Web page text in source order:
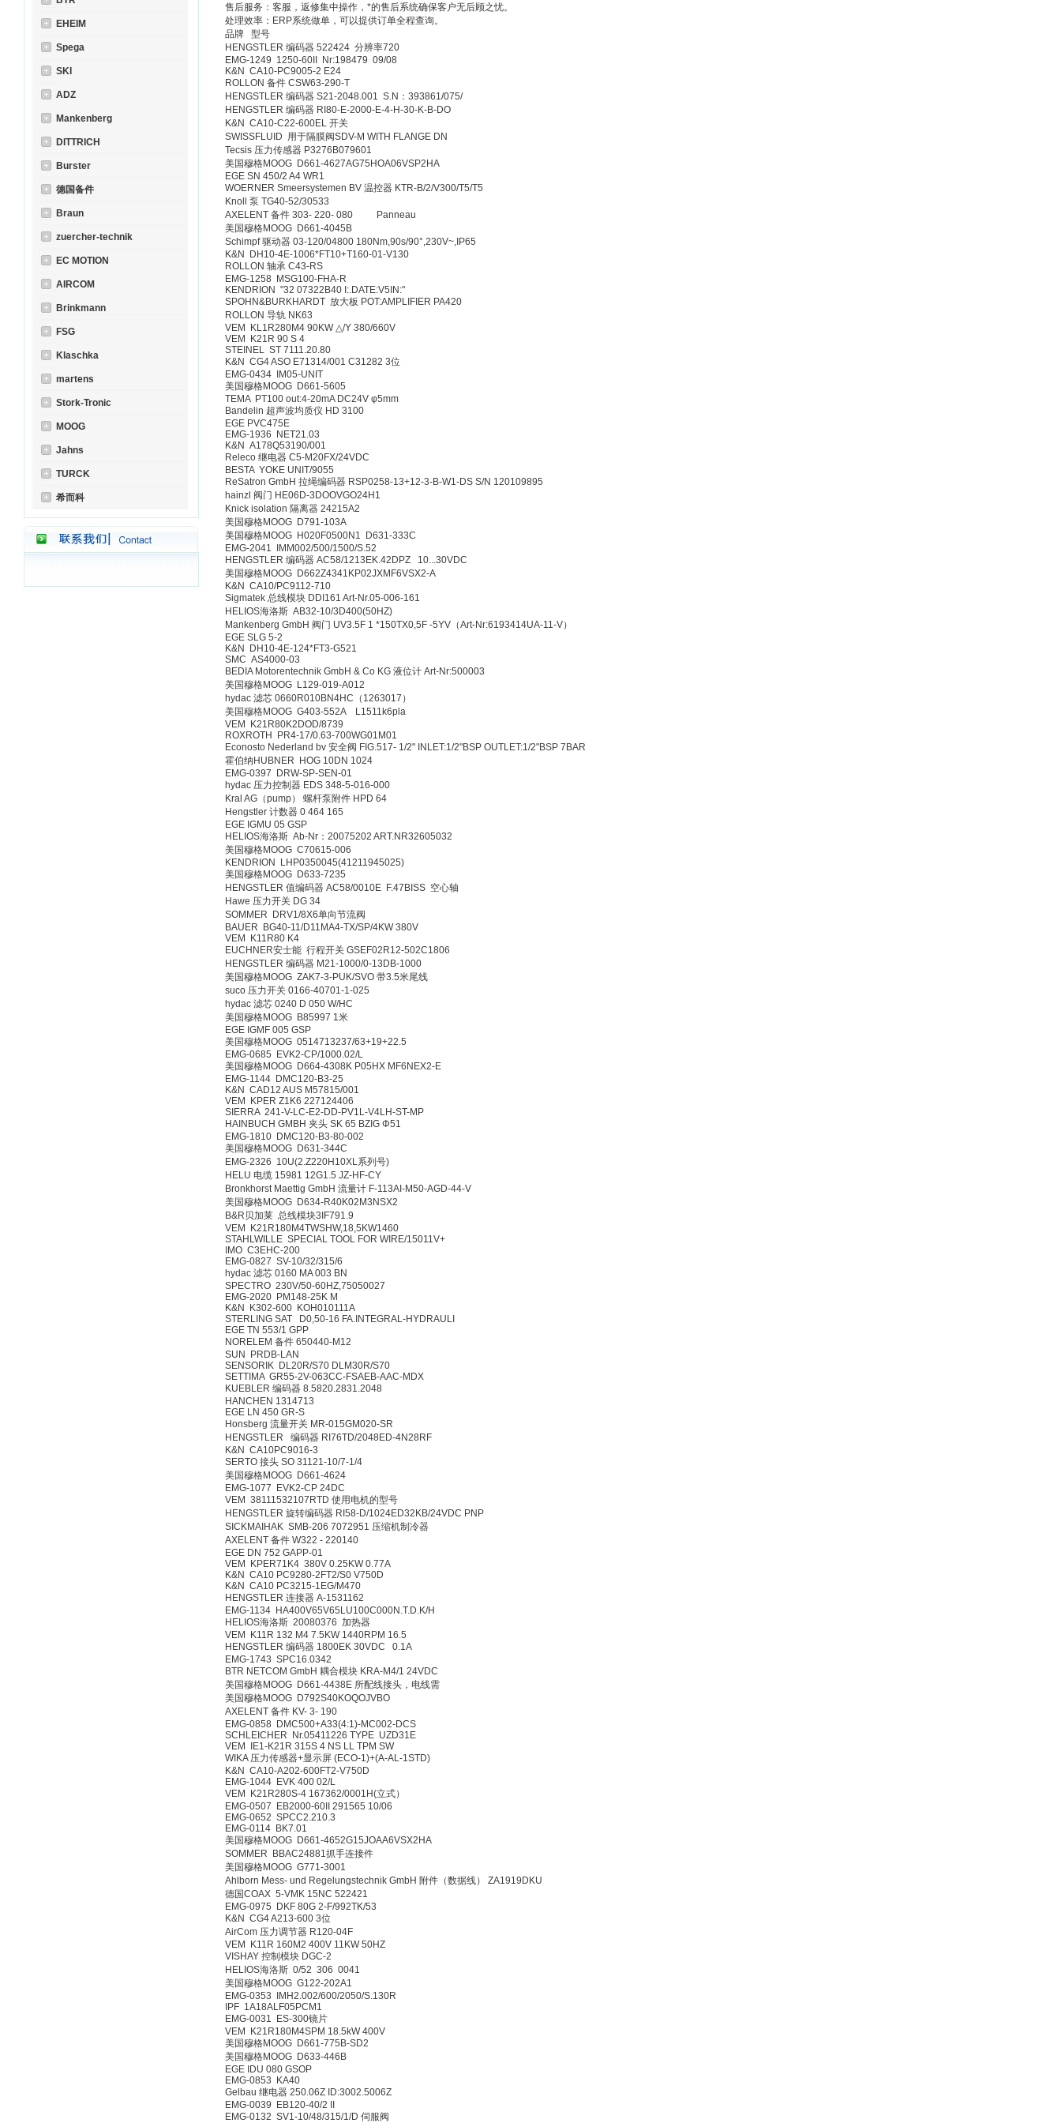
EHEIM
Spega
SKI
ADZ
Mankenberg
DITTRICH
Burster
德国备件
Braun
zuercher-technik
EC MOTION
AIRCOM
Brinkmann
FSG
Klaschka
martens
Stork-Tronic
MOOG
Jahns
TURCK
希而科
售后服务：客服，返修集中操作，*的售后系统确保客户无后顾之忧。
处理效率：ERP系统做单，可以提供订单全程查询。
品牌 型号
HENGSTLER 编码器 522424 分辨率720
EMG-1249 1250-60II Nr:198479 09/08
K&N CA10-PC9005-2 E24
ROLLON 备件 CSW63-290-T
HENGSTLER 编码器 S21-2048.001 S.N：393861/075/
HENGSTLER 编码器 RI80-E-2000-E-4-H-30-K-B-DO
K&N CA10-C22-600EL 开关
SWISSFLUID 用于隔膜阀SDV-M WITH FLANGE DN
Tecsis 压力传感器 P3276B079601
美国穆格MOOG D661-4627AG75HOA06VSP2HA
EGE SN 450/2 A4 WR1
WOERNER Smeersystemen BV 温控器 KTR-B/2/V300/T5/T5
Knoll 泵 TG40-52/30533
AXELENT 备件 303- 220- 080 Panneau
美国穆格MOOG D661-4045B
Schimpf 驱动器 03-120/04800 180Nm,90s/90°,230V~,IP65
K&N DH10-4E-1006*FT10+T160-01-V130
ROLLON 轴承 C43-RS
EMG-1258 MSG100-FHA-R
KENDRION "32 07322B40 I:.DATE:V5IN:"
SPOHN&BURKHARDT 放大板 POT:AMPLIFIER PA420
ROLLON 导轨 NK63
VEM KL1R280M4 90KW △/Y 380/660V
VEM K21R 90 S 4
STEINEL ST 7111.20.80
K&N CG4 ASO E71314/001 C31282 3位
EMG-0434 IM05-UNIT
美国穆格MOOG D661-5605
TEMA PT100 out:4-20mA DC24V φ5mm
Bandelin 超声波均质仪 HD 3100
EGE PVC475E
EMG-1936 NET21.03
K&N A178Q53190/001
Releco 继电器 C5-M20FX/24VDC
BESTA YOKE UNIT/9055
ReSatron GmbH 拉绳编码器 RSP0258-13+12-3-B-W1-DS S/N 120109895
hainzl 阀门 HE06D-3DOOVGO24H1
Knick isolation 隔离器 24215A2
美国穆格MOOG D791-103A
美国穆格MOOG H020F0500N1 D631-333C
EMG-2041 IMM002/500/1500/S.52
HENGSTLER 编码器 AC58/1213EK.42DPZ 10...30VDC
美国穆格MOOG D662Z4341KP02JXMF6VSX2-A
K&N CA10/PC9112-710
Sigmatek 总线模块 DDI161 Art-Nr.05-006-161
HELIOS海洛斯 AB32-10/3D400(50HZ)
Mankenberg GmbH 阀门 UV3.5F 1 *150TX0,5F -5YV（Art-Nr:6193414UA-11-V）
EGE SLG 5-2
K&N DH10-4E-124*FT3-G521
SMC AS4000-03
BEDIA Motorentechnik GmbH & Co KG 液位计 Art-Nr:500003
美国穆格MOOG L129-019-A012
hydac 滤芯 0660R010BN4HC（1263017）
美国穆格MOOG G403-552A L1511k6pla
VEM K21R80K2DOD/8739
ROXROTH PR4-17/0.63-700WG01M01
Econosto Nederland bv 安全阀 FIG.517- 1/2" INLET:1/2"BSP OUTLET:1/2"BSP 7BAR
霍伯纳HUBNER HOG 10DN 1024
EMG-0397 DRW-SP-SEN-01
hydac 压力控制器 EDS 348-5-016-000
Kral AG（pump） 螺杆泵附件 HPD 64
Hengstler 计数器 0 464 165
EGE IGMU 05 GSP
HELIOS海洛斯 Ab-Nr：20075202 ART.NR32605032
美国穆格MOOG C70615-006
KENDRION LHP0350045(41211945025)
美国穆格MOOG D633-7235
HENGSTLER 值编码器 AC58/0010E F.47BISS 空心轴
Hawe 压力开关 DG 34
SOMMER DRV1/8X6单向节流阀
BAUER BG40-11/D11MA4-TX/SP/4KW 380V
VEM K11R80 K4
EUCHNER安士能 行程开关 GSEF02R12-502C1806
HENGSTLER 编码器 M21-1000/0-13DB-1000
美国穆格MOOG ZAK7-3-PUK/SVO 带3.5米尾线
suco 压力开关 0166-40701-1-025
hydac 滤芯 0240 D 050 W/HC
美国穆格MOOG B85997 1米
EGE IGMF 005 GSP
美国穆格MOOG 0514713237/63+19+22.5
EMG-0685 EVK2-CP/1000.02/L
美国穆格MOOG D664-4308K P05HX MF6NEX2-E
EMG-1144 DMC120-B3-25
K&N CAD12 AUS M57815/001
VEM KPER Z1K6 227124406
SIERRA 241-V-LC-E2-DD-PV1L-V4LH-ST-MP
HAINBUCH GMBH 夹头 SK 65 BZIG Φ51
EMG-1810 DMC120-B3-80-002
美国穆格MOOG D631-344C
EMG-2326 10U(2.Z220H10XL系列号)
HELU 电缆 15981 12G1.5 JZ-HF-CY
Bronkhorst Maettig GmbH 流量计 F-113AI-M50-AGD-44-V
美国穆格MOOG D634-R40K02M3NSX2
B&R贝加莱 总线模块3IF791.9
VEM K21R180M4TWSHW,18,5KW1460
STAHLWILLE SPECIAL TOOL FOR WIRE/15011V+
IMO C3EHC-200
EMG-0827 SV-10/32/315/6
hydac 滤芯 0160 MA 003 BN
SPECTRO 230V/50-60HZ,75050027
EMG-2020 PM148-25K M
K&N K302-600 KOH010111A
STERLING SAT D0,50-16 FA.INTEGRAL-HYDRAULI
EGE TN 553/1 GPP
NORELEM 备件 650440-M12
SUN PRDB-LAN
SENSORIK DL20R/S70 DLM30R/S70
SETTIMA GR55-2V-063CC-FSAEB-AAC-MDX
KUEBLER 编码器 8.5820.2831.2048
HANCHEN 1314713
EGE LN 450 GR-S
Honsberg 流量开关 MR-015GM020-SR
HENGSTLER 编码器 RI76TD/2048ED-4N28RF
K&N CA10PC9016-3
SERTO 接头 SO 31121-10/7-1/4
美国穆格MOOG D661-4624
EMG-1077 EVK2-CP 24DC
VEM 38111532107RTD 使用电机的型号
HENGSTLER 旋转编码器 RI58-D/1024ED32KB/24VDC PNP
SICKMAIHAK SMB-206 7072951 压缩机制冷器
AXELENT 备件 W322 - 220140
EGE DN 752 GAPP-01
VEM KPER71K4 380V 0.25KW 0.77A
K&N CA10 PC9280-2FT2/S0 V750D
K&N CA10 PC3215-1EG/M470
HENGSTLER 连接器 A-1531162
EMG-1134 HA400V65V65LU100C000N.T.D.K/H
HELIOS海洛斯 20080376 加热器
VEM K11R 132 M4 7.5KW 1440RPM 16.5
HENGSTLER 编码器 1800EK 30VDC 0.1A
EMG-1743 SPC16.0342
BTR NETCOM GmbH 耦合模块 KRA-M4/1 24VDC
美国穆格MOOG D661-4438E 所配线接头，电线需
美国穆格MOOG D792S40KOQOJVBO
AXELENT 备件 KV- 3- 190
EMG-0858 DMC500+A33(4:1)-MC002-DCS
SCHLEICHER Nr.05411226 TYPE UZD31E
VEM IE1-K21R 315S 4 NS LL TPM SW
WIKA 压力传感器+显示屏 (ECO-1)+(A-AL-1STD)
K&N CA10-A202-600FT2-V750D
EMG-1044 EVK 400 02/L
VEM K21R280S-4 167362/0001H(立式）
EMG-0507 EB2000-60II 291565 10/06
EMG-0652 SPCC2.210.3
EMG-0114 BK7.01
美国穆格MOOG D661-4652G15JOAA6VSX2HA
SOMMER BBAC24881抓手连接件
美国穆格MOOG G771-3001
Ahlborn Mess- und Regelungstechnik GmbH 附件（数据线） ZA1919DKU
德国COAX 5-VMK 15NC 522421
EMG-0975 DKF 80G 2-F/992TK/53
K&N CG4 A213-600 3位
AirCom 压力调节器 R120-04F
VEM K11R 160M2 400V 11KW 50HZ
VISHAY 控制模块 DGC-2
HELIOS海洛斯 0/52 306 0041
美国穆格MOOG G122-202A1
EMG-0353 IMH2.002/600/2050/S.130R
IPF 1A18ALF05PCM1
EMG-0031 ES-300镜片
VEM K21R180M4SPM 18.5kW 400V
美国穆格MOOG D661-775B-SD2
美国穆格MOOG D633-446B
EGE IDU 080 GSOP
EMG-0853 KA40
Gelbau 继电器 250.06Z ID:3002.5006Z
EMG-0039 EB120-40/2 II
EMG-0132 SV1-10/48/315/1/D 伺服阀